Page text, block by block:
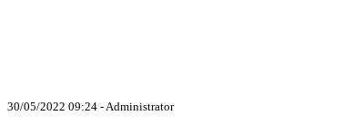
30/05/2022 09:24 - Administrator